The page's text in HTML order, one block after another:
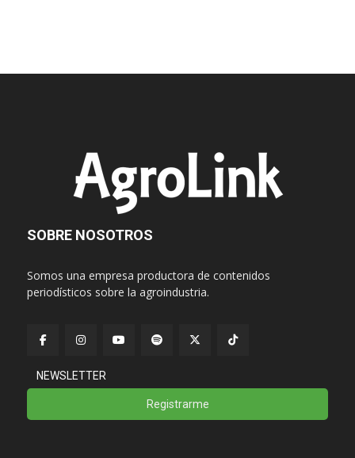
SOBRE NOSOTROS
Somos una empresa productora de contenidos
periodísticos sobre la agroindustria.
NEWSLETTER
Registrarme